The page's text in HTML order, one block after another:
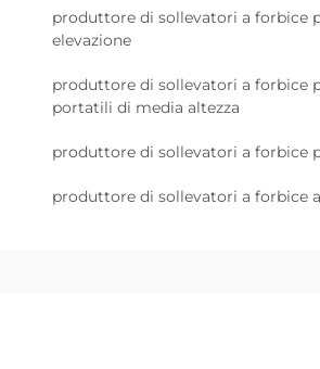
produttore di sollevatori a forbice
elevazione
produttore di sollevatori a forbice
portatili di media altezza
produttore di sollevatori a forbice
produttore di sollevatori a forbice